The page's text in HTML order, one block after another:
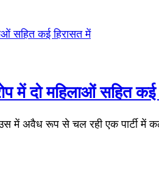
में दो महिलाओं सहित कई
में अवैध रूप से चल रही एक पार्टी में